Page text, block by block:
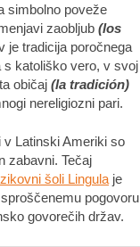
simbolno poveže
zaobljub (los
je tradicija poročnega
s katoliško vero, v svoj
običaj (la tradición)
nereligiozni pari.
v Latinski Ameriki so
zabavni. Tečaj
šoli Lingulaje
pogovoru
govorečih držav.